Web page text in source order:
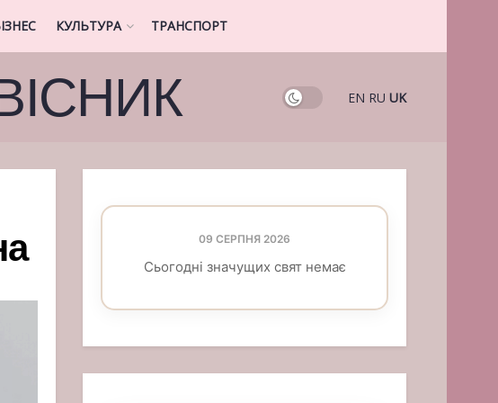
КУЛЬТУРА ТРАНСПОРТ
EN RU UK
09 СЕРПНЯ 2026
Сьогодні значущих свят немає